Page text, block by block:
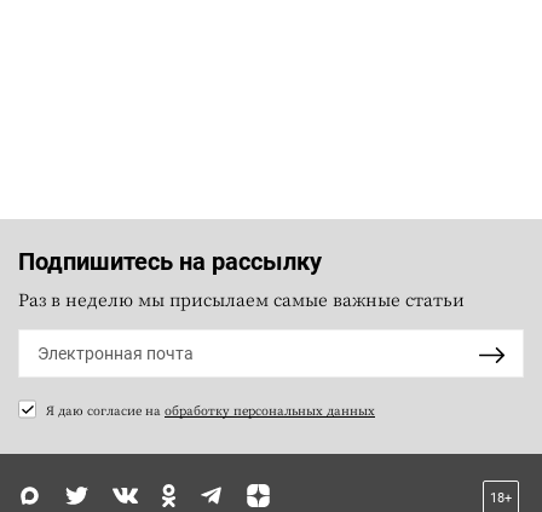
Подпишитесь на рассылку
Раз в неделю мы присылаем самые важные статьи
Я даю согласие на обработку персональных данных
18+